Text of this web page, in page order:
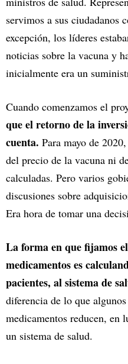
servimos a sus ciudadanos
excepción, los líderes
noticias sobre la vacuna y
inicialmente era un
Cuando comenzamos el
que el retorno de la
cuenta. Para mayo de
del precio de la vacuna ni
calculadas. Pero varios
discusiones sobre
Era hora de tomar una
La forma en que fijamos
medicamentos es
pacientes, al sistema de
diferencia de lo que
medicamentos reducen, en
un sistema de salud.